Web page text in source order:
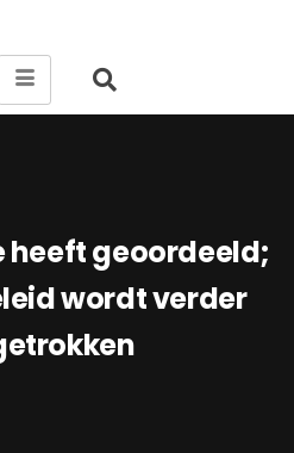
heeft geoordeeld;
wordt verder